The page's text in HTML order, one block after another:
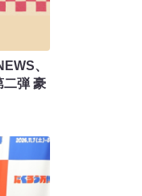
、
二弾 豪